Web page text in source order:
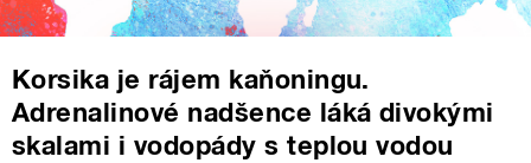
Korsika je rájem kaňoningu.
Adrenalinové nadšence láká divokými
skalami i vodopády s teplou vodou